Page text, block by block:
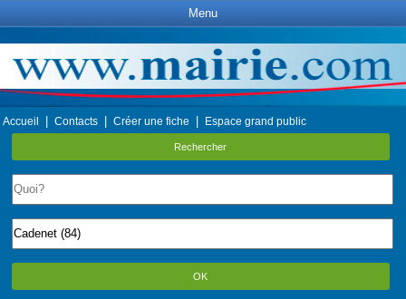
Menu
Accueil Contacts Créer une fiche Espace grand public
Rechercher
OK